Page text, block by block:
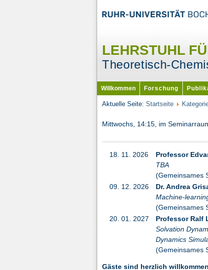
LEHRSTUHL
Theoretisch-
Willkommen Forschung
Aktuelle Seite: Startseite
Mittwochs, 14:15, im
18. 11. 2026 Professor
TBA
(Gemeinsames
09. 12. 2026
Dr. Andrea
Machine-
(Gemeinsames
20. 01. 2027
Professor Ralf
Solvation
Dynamics
(Gemeinsames
Gäste sind herzlich